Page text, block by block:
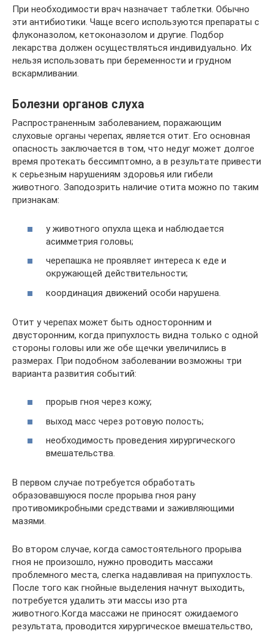
При необходимости врач назначает таблетки. Обычно
эти антибиотики. Чаще всего используются препараты с
флуконазолом, кетоконазолом и другие. Подбор
лекарства должен осуществляться индивидуально. Их
нельзя использовать при беременности и грудном
вскармливании.
Болезни органов слуха
Распространенным заболеванием, поражающим
слуховые органы черепах, является отит. Его основная
опасность заключается в том, что недуг может долгое
время протекать бессимптомно, а в результате привести
к серьезным нарушениям здоровья или гибели
животного. Заподозрить наличие отита можно по таким
признакам:
у животного опухла щека и наблюдается
асимметрия головы;
черепашка не проявляет интереса к еде и
окружающей действительности;
координация движений особи нарушена.
Отит у черепах может быть односторонним и
двусторонним, когда припухлость видна только с одной
стороны головы или же обе щечки увеличились в
размерах. При подобном заболевании возможны три
варианта развития событий:
прорыв гноя через кожу;
выход масс через ротовую полость;
необходимость проведения хирургического
вмешательства.
В первом случае потребуется обработать
образовавшуюся после прорыва гноя рану
противомикробными средствами и заживляющими
мазями.
Во втором случае, когда самостоятельного прорыва
гноя не произошло, нужно проводить массажи
проблемного места, слегка надавливая на припухлость.
После того как гнойные выделения начнут выходить,
потребуется удалить эти массы изо рта
животного.Когда массажи не приносят ожидаемого
результата, проводится хирургическое вмешательство,